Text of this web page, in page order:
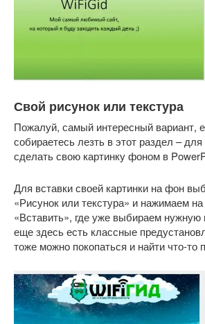
Свой рисунок или текстура
Пожалуй, самый интересный вариант,
собираетесь лезть в этот раздел – для
сделать свою картинку фоном в
Для вставки своей картинки на фон
«Рисунок или текстура» и нажимаем на
«Вставить», где уже выбираем нужную
еще здесь есть классные
тоже можно покопаться и найти что-то